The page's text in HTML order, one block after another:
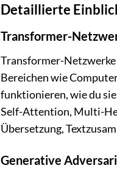
Detaillierte
Transformer-
Transformer-Netzwerke
Bereichen wie
funktionieren, wie du
Self-Attention, Multi-
Übersetzung,
Generative